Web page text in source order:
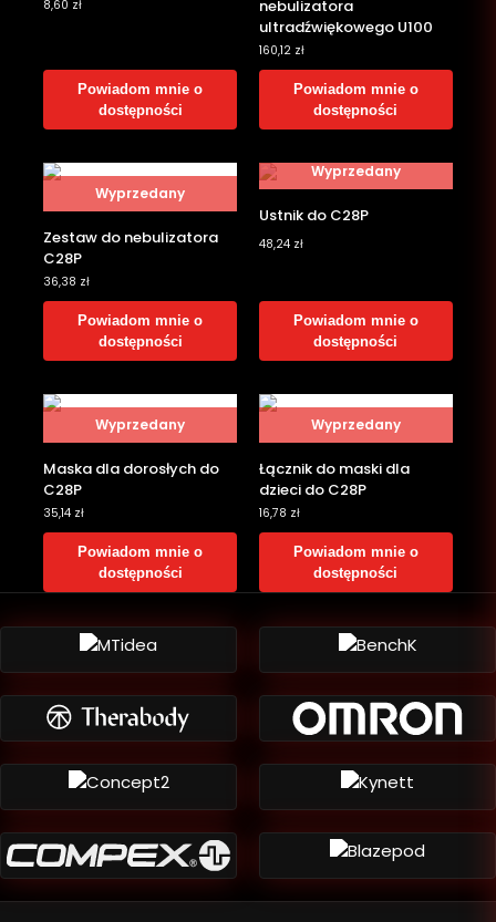
8,60 zł
Powiadom mnie o
dostępności
nebulizatora
ultradźwiękowego U100
160,12 zł
Powiadom mnie o
dostępności
Wyprzedany
Zestaw do nebulizatora
C28P
36,38 zł
Powiadom mnie o
dostępności
Wyprzedany
Ustnik do C28P
48,24 zł
Powiadom mnie o
dostępności
Wyprzedany
Maska dla dorosłych do
C28P
35,14 zł
Powiadom mnie o
dostępności
Wyprzedany
Łącznik do maski dla
dzieci do C28P
16,78 zł
Powiadom mnie o
dostępności